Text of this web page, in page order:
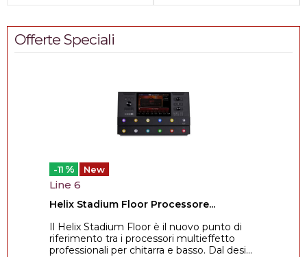
Offerte Speciali
-11 % New
Line 6
Helix Stadium Floor Processore...
Il Helix Stadium Floor è il nuovo punto di
riferimento tra i processori multieffetto
professionali per chitarra e basso. Dal desi...